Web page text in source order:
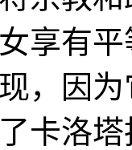
享有
，因
卡洛